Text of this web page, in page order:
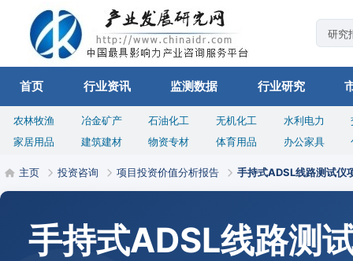
首页 行业资讯 监测数据 行业研究
农林牧渔 冶金矿产 石油化工 无机化工 水利电力
家居用品
建筑建材 物资专材 体育用品 办公家具
主页 投资咨询 项目投资价值分析报告 手持式ADSL线路测试仪
手持式ADSL线路测